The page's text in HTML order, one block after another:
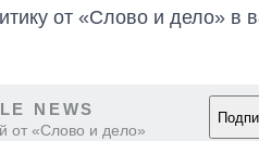
от «Слово и дело» в
NEWS
от «Слово и дело»